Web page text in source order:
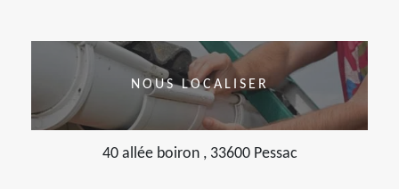
NOUS LOCALISER
40 allée boiron , 33600 Pessac